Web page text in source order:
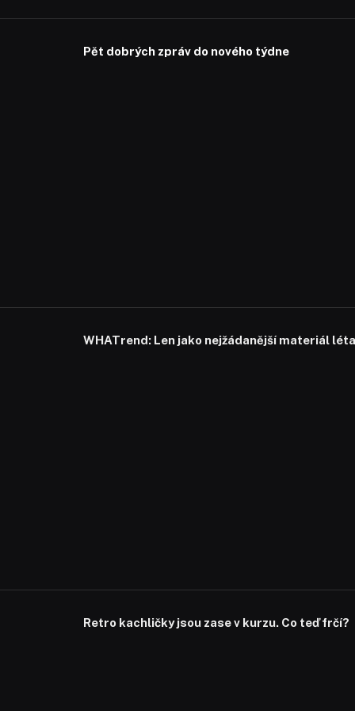
Pět dobrých zpráv do nového týdne
WHATrend: Len jako nejžádanější materiál léta
Retro kachličky jsou zase v kurzu. Co teď frčí?